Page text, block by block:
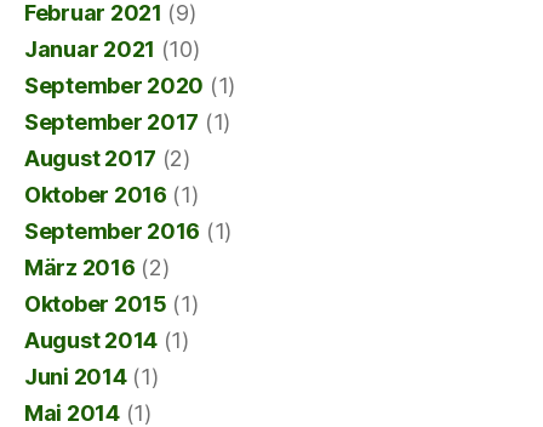
Februar 2021 (9)
Januar 2021 (10)
September 2020 (1)
September 2017 (1)
August 2017 (2)
Oktober 2016 (1)
September 2016 (1)
März 2016 (2)
Oktober 2015 (1)
August 2014 (1)
Juni 2014(1)
Mai 2014(1)